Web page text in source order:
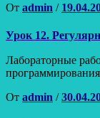
От admin /
Урок 12.
Лабораторные
От admin /